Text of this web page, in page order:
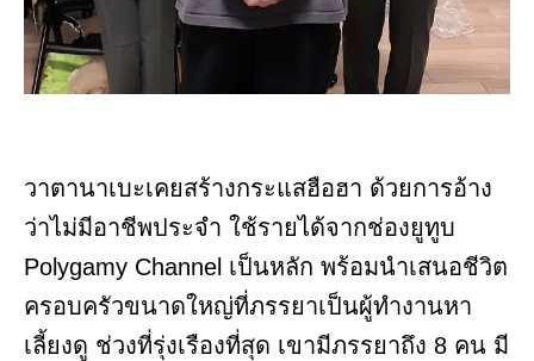
วาตานาเบะเคยสร้างกระแสฮือฮา ด้วยการอ้าง
ว่าไม่มีอาชีพประจำ ใช้รายได้จากช่องยูทูบ
Polygamy Channel เป็นหลัก พร้อมนำเสนอชีวิต
ครอบครัวขนาดใหญ่ที่ภรรยาเป็นผู้ทำงานหา
เลี้ยงดู ช่วงที่รุ่งเรืองที่สุด เขามีภรรยาถึง 8 คน มี